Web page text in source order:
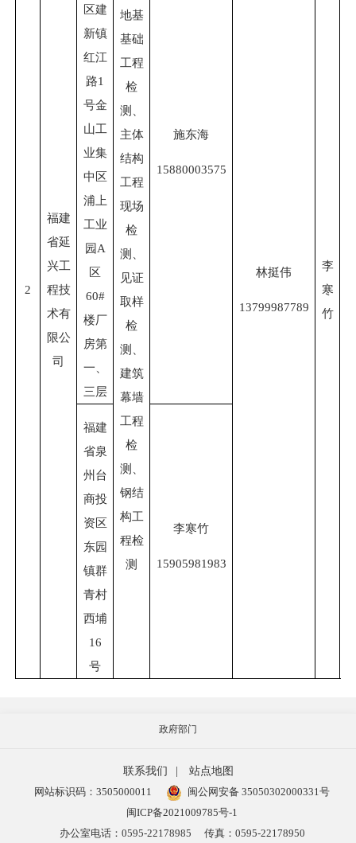
2
福建
省延
兴工
程技
术有
限公
司
区建
新镇
红江
路1
号金
山工
业集
中区
浦上
工业
园A
区
60#
楼厂
房第
一、
三层
地基
基础
工程
检
测、
主体
结构
工程
现场
检
测、
见证
取样
检
测、
建筑
幕墙
工程
检
测、
钢结
构工
程检
测
施东海
15880003575
林挺伟
13799987789
李
寒
竹
福建
省泉
州台
商投
资区
东园
镇群
青村
西埔
16
号
李寒竹
15905981983
政府部门
联系我们 |
站点地图
网站标识码：3505000011
闽公网安备 35050302000331号
闽ICP备2021009785号-1
办公室电话：0595-22178985
传真：0595-22178950